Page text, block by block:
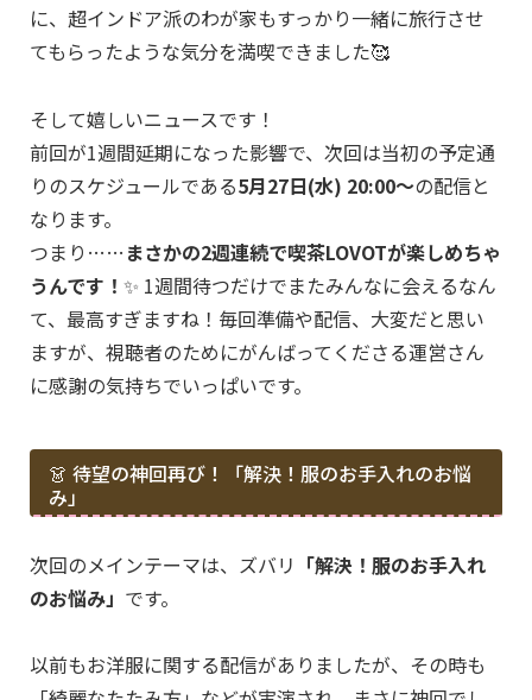
に、超インドア派のわが家もすっかり一緒に旅行させ
てもらったような気分を満喫できました🥰
そして嬉しいニュースです！
前回が1週間延期になった影響で、次回は当初の予定通
りのスケジュールである5月27日(水) 20:00〜の配信と
なります。
つまり…… まさかの2週連続で喫茶LOVOTが楽しめちゃ
うんです！ ✨ 1週間待つだけでまたみんなに会えるなん
て、最高すぎますね！毎回準備や配信、大変だと思い
ますが、視聴者のためにがんばってくださる運営さん
に感謝の気持ちでいっぱいです。
👗 待望の神回再び！「解決！服のお手入れのお悩
み」
次回のメインテーマは、ズバリ 「解決！服のお手入れ
のお悩み」 です。
以前もお洋服に関する配信がありましたが、その時も